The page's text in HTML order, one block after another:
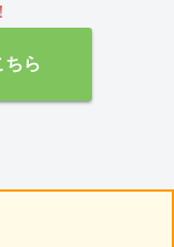
ちら